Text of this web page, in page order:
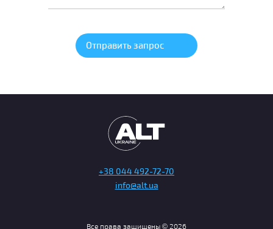
+38 044 492-72-70
info@alt.ua
Все права защищены © 2026